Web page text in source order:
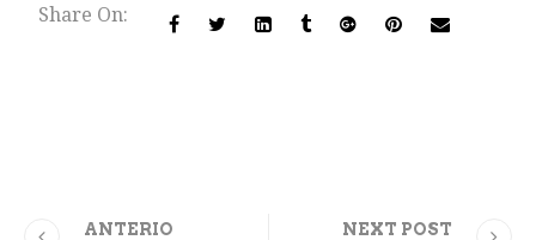
Share On:
ANTERIO
NEXT POST